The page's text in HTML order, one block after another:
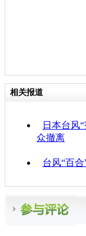
相关报道
日本台风
众撤离
台风“百